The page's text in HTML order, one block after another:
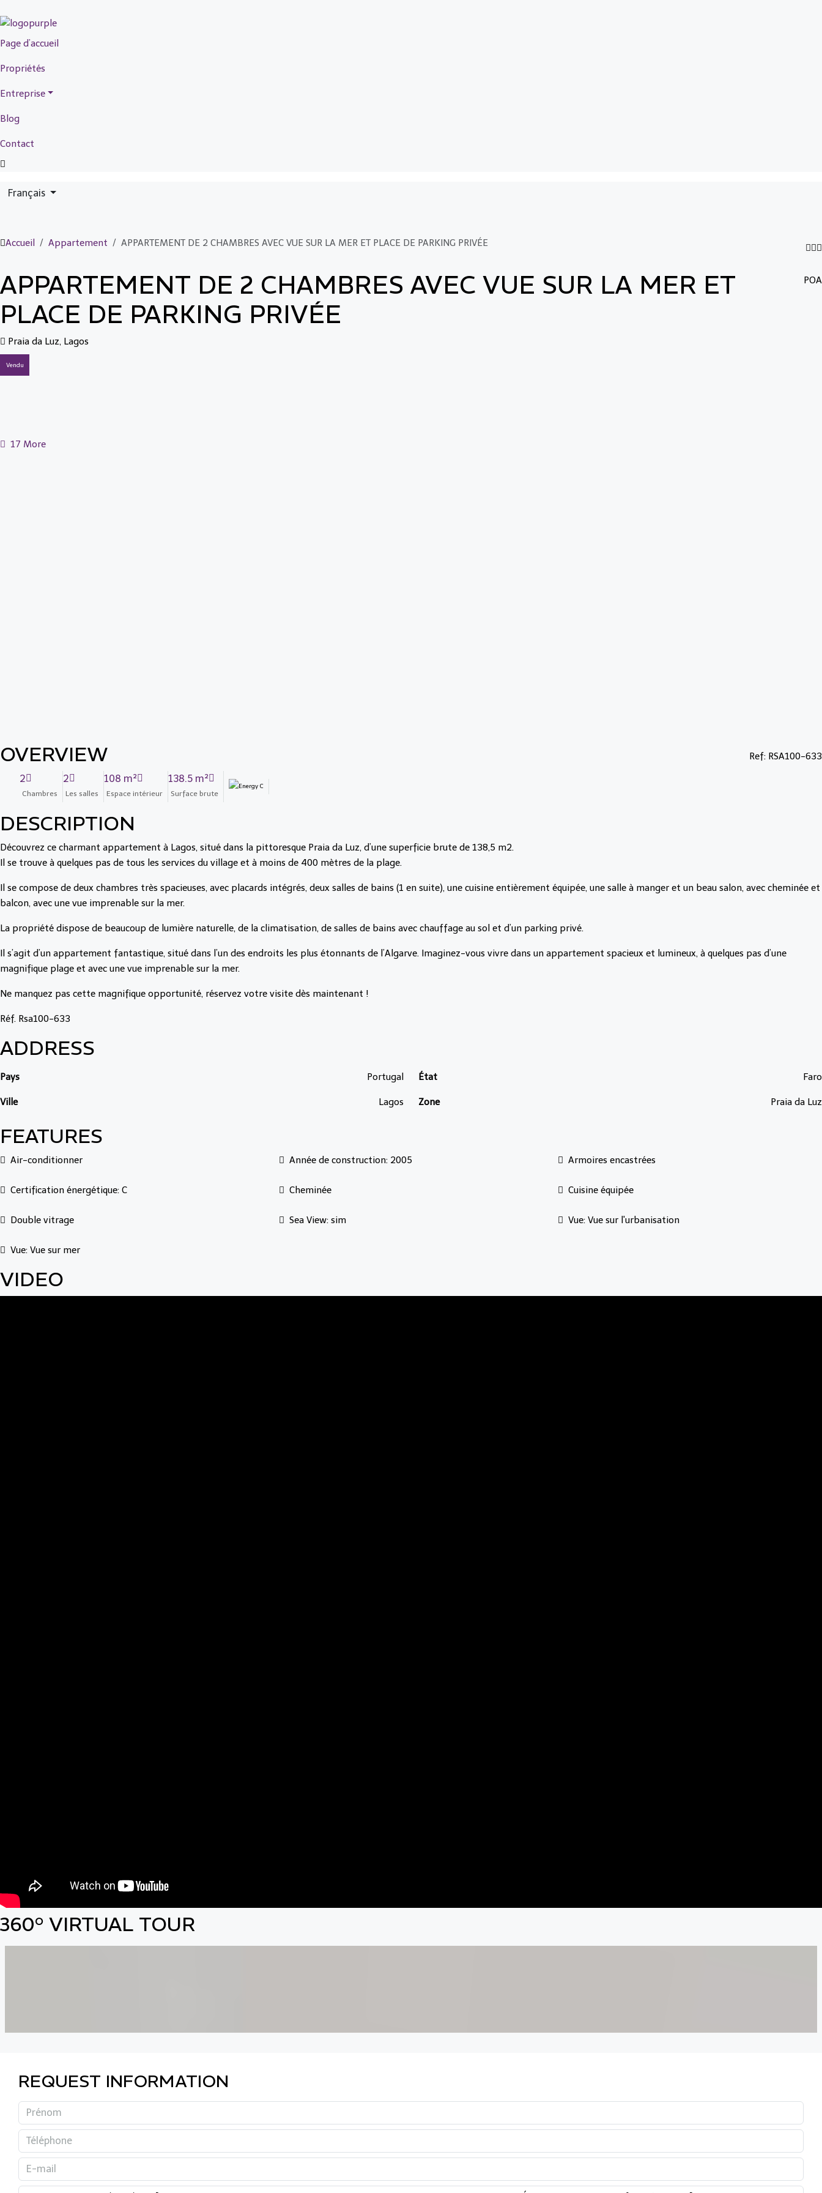
Page d’accueil
Propriétés
Entreprise
Blog
Contact
Français
Accueil Appartement APPARTEMENT DE 2 CHAMBRES AVEC VUE SUR LA MER ET PLACE DE PARKING PRIVÉE
APPARTEMENT DE 2 CHAMBRES AVEC VUE SUR LA MER ET
PLACE DE PARKING PRIVÉE
Praia da Luz, Lagos
Vendu
POA
17 More
OVERVIEW Ref: RSA100-633
2
Chambres
2
Les salles
108 m²
Espace intérieur
138.5 m²
Surface brute
DESCRIPTION
Découvrez ce charmant appartement à Lagos, situé dans la pittoresque Praia da Luz, d’une superficie brute de 138,5 m2.
Il se trouve à quelques pas de tous les services du village et à moins de 400 mètres de la plage.
Il se compose de deux chambres très spacieuses, avec placards intégrés, deux salles de bains (1 en suite), une cuisine entièrement équipée, une salle à manger et un beau salon, avec cheminée et
balcon, avec une vue imprenable sur la mer.
La propriété dispose de beaucoup de lumière naturelle, de la climatisation, de salles de bains avec chauffage au sol et d’un parking privé.
Il s’agit d’un appartement fantastique, situé dans l’un des endroits les plus étonnants de l’Algarve. Imaginez-vous vivre dans un appartement spacieux et lumineux, à quelques pas d’une
magnifique plage et avec une vue imprenable sur la mer.
Ne manquez pas cette magnifique opportunité, réservez votre visite dès maintenant !
Réf. Rsa100-633
ADDRESS
Pays Portugal État Faro
Ville Lagos Zone Praia da Luz
FEATURES
Air-conditionner Année de construction: 2005 Armoires encastrées
Certification énergétique: C Cheminée Cuisine équipée
Double vitrage Sea View: sim Vue: Vue sur l'urbanisation
Vue: Vue sur mer
VIDEO
360° VIRTUAL TOUR
REQUEST INFORMATION